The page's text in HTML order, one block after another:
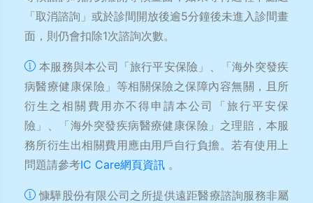
「取消諮詢」或於診間開放後逾5分鐘後未進入診間畫
面，則仍會扣除1次諮詢次數。
本服務與本公司「旅行平安保險」、「海外突發疾
病醫療健康保險」等相關保險之保障內容無關，且所
衍生之相關費用亦不得申請本公司「旅行平安保
險」、「海外突發疾病醫療健康保險」之理賠，本服
務所衍生出相關費用應由用戶自行負擔。若有使用上
問題請參考IC Care網頁資訊 。
慷驊股份有限公司之所提供遠距醫療諮詢服務非屬